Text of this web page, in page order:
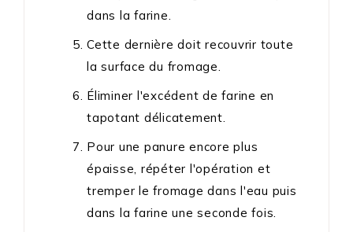
dans la farine.
Cette dernière doit recouvrir toute
la surface du fromage.
Éliminer l'excédent de farine en
tapotant délicatement.
Pour une panure encore plus
épaisse, répéter l'opération et
tremper le fromage dans l'eau puis
dans la farine une seconde fois.